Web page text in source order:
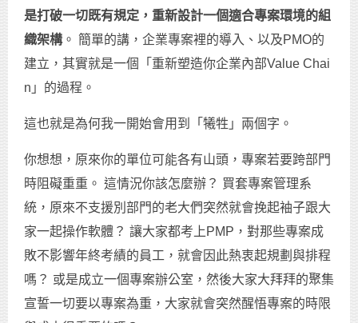
是打破一切既有規定，重新設計一個適合專案環境的組
織架構。 簡單的講，企業專案裡的導入、以及PMO的
建立，其實就是一個「重新塑造你企業內部Value Chai
n」的過程。
這也就是為何我一開始會用到「犧牲」兩個字。
你想想，原來你的單位可能各有山頭，專案若要跨部門
時阻礙重重。 這情況你該怎麼辦？ 買套專案管理系
統，原來不支援別部門的老大們突然就會挽起袖子跟大
家一起操作軟體？ 讓大家都考上PMP，對那些專案成
敗不影響年終考績的員工，就會因此熱衷起規劃與排程
嗎？ 或是成立一個專案辦公室，然後大家大拜拜的聚集
宣誓一切要以專案為重，大家就會突然醒悟專案的時限